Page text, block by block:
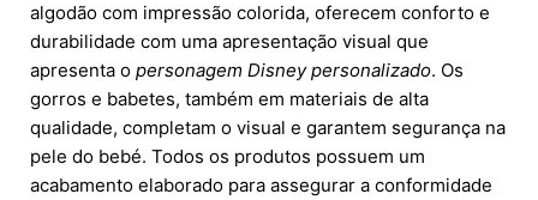
algodão com impressão colorida, oferecem conforto e
durabilidade com uma apresentação visual que
apresenta o personagem Disney personalizado. Os
gorros e babetes, também em materiais de alta
qualidade, completam o visual e garantem segurança na
pele do bebé. Todos os produtos possuem um
acabamento elaborado para assegurar a conformidade